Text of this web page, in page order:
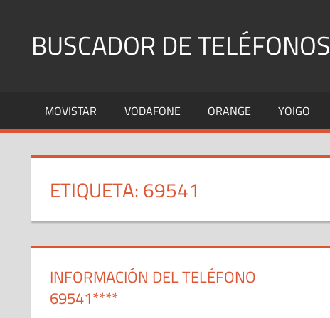
contenidoBUSCADOR DE TELÉFONOS
Fijos
y
MOVISTAR VODAFONE ORANGE YOIGO
ETIQUETA:69541
INFORMACIÓN DEL TELÉFONO
69541****